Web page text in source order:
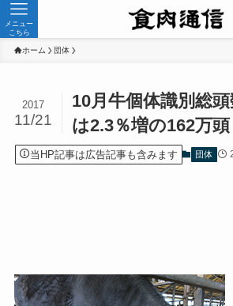
メニュー
こちら
ホーム 団体
10月牛個体識別総
は2.3％増の162万頭
2017
11/21
当HP記事は広告記事も含みます 団体